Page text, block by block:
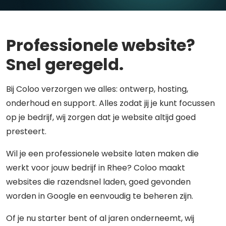
Professionele website?
Snel geregeld.
Bij Coloo verzorgen we alles: ontwerp, hosting,
onderhoud en support. Alles zodat jij je kunt focussen
op je bedrijf, wij zorgen dat je website altijd goed
presteert.
Wil je een professionele website laten maken die
werkt voor jouw bedrijf in Rhee? Coloo maakt
websites die razendsnel laden, goed gevonden
worden in Google en eenvoudig te beheren zijn.
Of je nu starter bent of al jaren onderneemt, wij